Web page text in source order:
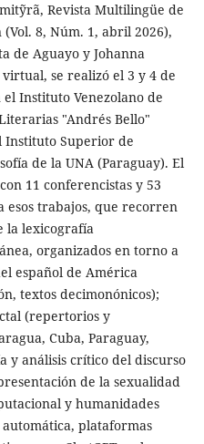
Revista Multilingüe de
8, Núm. 1, abril 2026),
de Aguayo y Johanna
se realizó el 3 y 4 de
Instituto Venezolano de
"Andrés Bello"
Instituto Superior de
de la UNA (Paraguay). El
11 conferencistas y 53
esos trabajos, que recorren
la lexicografía
organizados en torno a
español de América
textos decimonónicos);
(repertorios y
Cuba, Paraguay,
y análisis crítico del discurso
de la sexualidad
y humanidades
plataformas